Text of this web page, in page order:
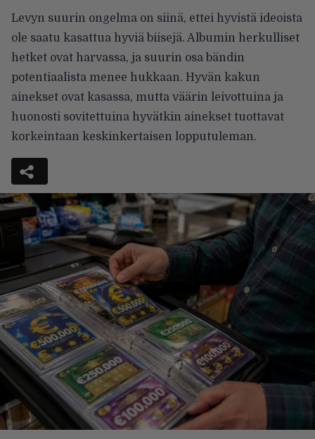
Levyn suurin ongelma on siinä, ettei hyvistä ideoista
ole saatu kasattua hyviä biisejä. Albumin herkulliset
hetket ovat harvassa, ja suurin osa bändin
potentiaalista menee hukkaan. Hyvän kakun
ainekset ovat kasassa, mutta väärin leivottuina ja
huonosti sovitettuina hyvätkin ainekset tuottavat
korkeintaan keskinkertaisen lopputuleman.